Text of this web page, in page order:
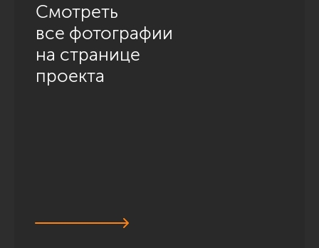
Смотреть
все фотографии
на странице
проекта